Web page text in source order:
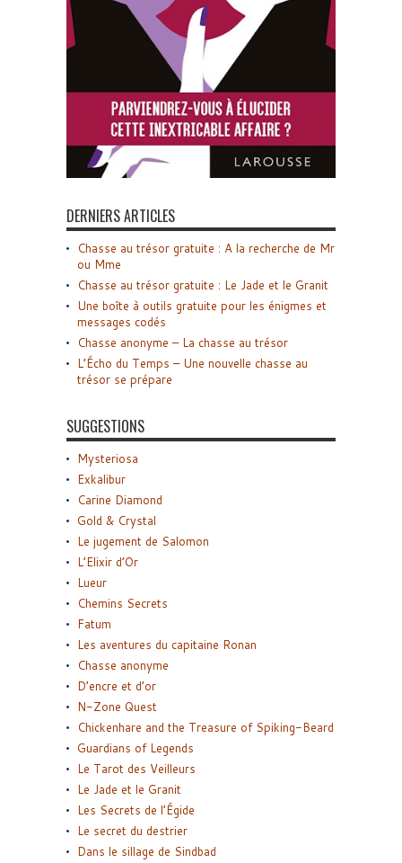
DERNIERS ARTICLES
Chasse au trésor gratuite : A la recherche de Mr
ou Mme
Chasse au trésor gratuite : Le Jade et le Granit
Une boîte à outils gratuite pour les énigmes et
messages codés
Chasse anonyme – La chasse au trésor
L’Écho du Temps – Une nouvelle chasse au
trésor se prépare
SUGGESTIONS
Mysteriosa
Exkalibur
Carine Diamond
Gold & Crystal
Le jugement de Salomon
L’Elixir d’Or
Lueur
Chemins Secrets
Fatum
Les aventures du capitaine Ronan
Chasse anonyme
D’encre et d’or
N-Zone Quest
Chickenhare and the Treasure of Spiking-Beard
Guardians of Legends
Le Tarot des Veilleurs
Le Jade et le Granit
Les Secrets de l’Égide
Le secret du destrier
Dans le sillage de Sindbad